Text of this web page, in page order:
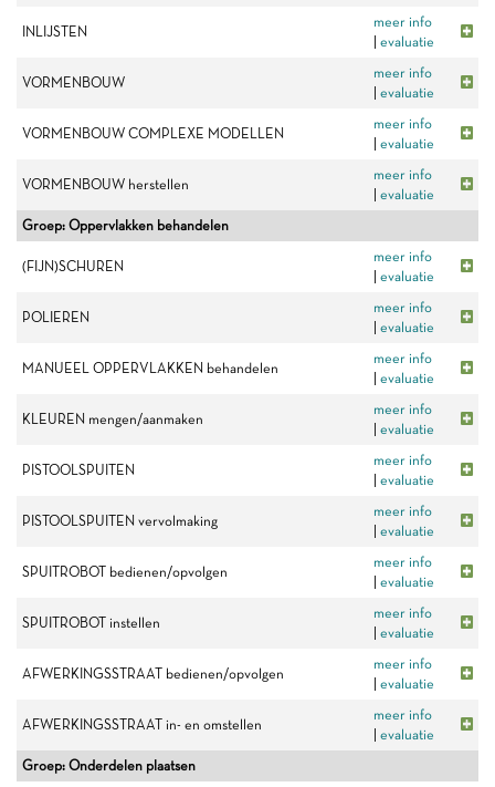
INLIJSTEN
meer info
evaluatie
VORMENBOUW
meer info
evaluatie
VORMENBOUW COMPLEXE MODELLEN
meer info
evaluatie
VORMENBOUW herstellen
meer info
evaluatie
Groep: Oppervlakken behandelen
(FIJN)SCHUREN
meer info
evaluatie
POLIEREN
meer info
evaluatie
MANUEEL OPPERVLAKKEN behandelen
meer info
evaluatie
KLEUREN mengen/aanmaken
meer info
evaluatie
PISTOOLSPUITEN
meer info
evaluatie
PISTOOLSPUITEN vervolmaking
meer info
evaluatie
SPUITROBOT bedienen/opvolgen
meer info
evaluatie
SPUITROBOT instellen
meer info
evaluatie
AFWERKINGSSTRAAT bedienen/opvolgen
meer info
evaluatie
AFWERKINGSSTRAAT in- en omstellen
meer info
evaluatie
Groep: Onderdelen plaatsen